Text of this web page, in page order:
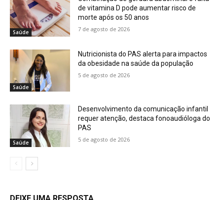
Saúde
de vitamina D pode aumentar risco de
morte após os 50 anos
7 de agosto de 2026
Saúde
Nutricionista do PAS alerta para impactos
da obesidade na saúde da população
5 de agosto de 2026
Saúde
Desenvolvimento da comunicação infantil
requer atenção, destaca fonoaudióloga do
PAS
5 de agosto de 2026